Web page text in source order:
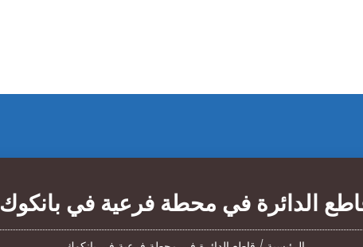
الدائرة في محطة فرعية في بانكوك